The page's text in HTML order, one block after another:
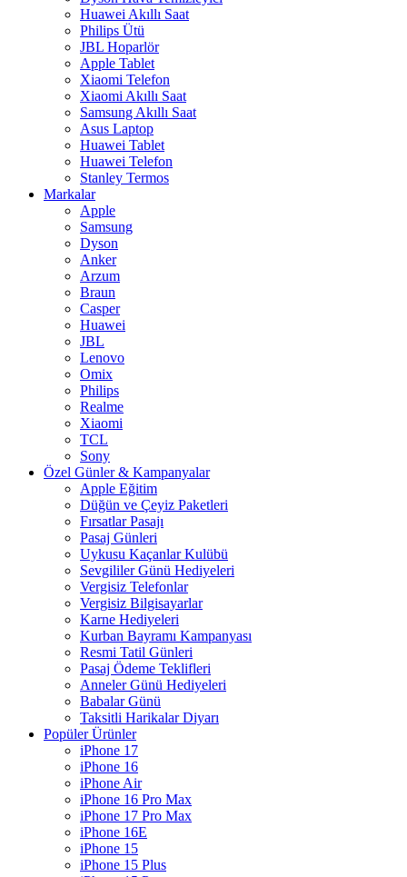
Huawei Akıllı Saat
Philips Ütü
JBL Hoparlör
Apple Tablet
Xiaomi Telefon
Xiaomi Akıllı Saat
Samsung Akıllı Saat
Asus Laptop
Huawei Tablet
Huawei Telefon
Stanley Termos
Markalar
Apple
Samsung
Dyson
Anker
Arzum
Braun
Casper
Huawei
JBL
Lenovo
Omix
Philips
Realme
Xiaomi
TCL
Sony
Özel Günler & Kampanyalar
Apple Eğitim
Düğün ve Çeyiz Paketleri
Fırsatlar Pasajı
Pasaj Günleri
Uykusu Kaçanlar Kulübü
Sevgililer Günü Hediyeleri
Vergisiz Telefonlar
Vergisiz Bilgisayarlar
Karne Hediyeleri
Kurban Bayramı Kampanyası
Resmi Tatil Günleri
Pasaj Ödeme Teklifleri
Anneler Günü Hediyeleri
Babalar Günü
Taksitli Harikalar Diyarı
Popüler Ürünler
iPhone 17
iPhone 16
iPhone Air
iPhone 16 Pro Max
iPhone 17 Pro Max
iPhone 16E
iPhone 15
iPhone 15 Plus